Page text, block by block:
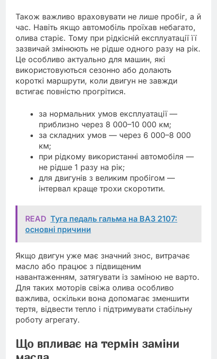
Також важливо враховувати не лише пробіг, а й
час. Навіть якщо автомобіль проїхав небагато,
олива старіє. Тому при рідкісній експлуатації її
зазвичай змінюють не рідше одного разу на рік.
Це особливо актуально для машин, які
використовуються сезонно або долають
короткі маршрути, коли двигун не завжди
встигає повністю прогрітися.
за нормальних умов експлуатації —
приблизно через 8 000–10 000 км;
за складних умов — через 6 000–8 000
км;
при рідкому використанні автомобіля —
не рідше 1 разу на рік;
для двигунів з великим пробігом —
інтервал краще трохи скоротити.
READ Туга педаль гальма на ВАЗ 2107:
основні причини
Якщо двигун уже має значний знос, витрачає
масло або працює з підвищеним
навантаженням, затягувати із заміною не варто.
Для таких моторів свіжа олива особливо
важлива, оскільки вона допомагає зменшити
тертя, відвести тепло і підтримувати стабільну
роботу агрегату.
Що впливає на термін заміни